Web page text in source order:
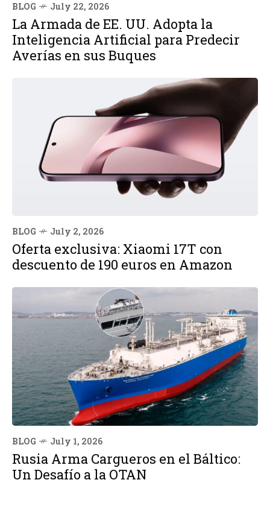
BLOG July 22, 2026
La Armada de EE. UU. Adopta la
Inteligencia Artificial para Predecir
Averías en sus Buques
BLOG July 2, 2026
Oferta exclusiva: Xiaomi 17T con
descuento de 190 euros en Amazon
BLOG July 1, 2026
Rusia Arma Cargueros en el Báltico:
Un Desafío a la OTAN